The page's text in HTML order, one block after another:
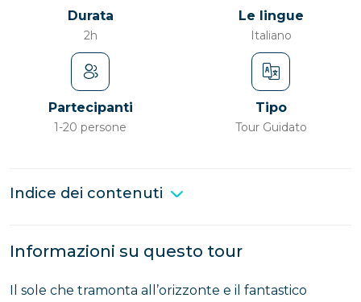
Durata
2h
Le lingue
Italiano
Partecipanti
1-20 persone
Tipo
Tour Guidato
Indice dei contenuti
Informazioni su questo tour
Il sole che tramonta all’orizzonte e il fantastico